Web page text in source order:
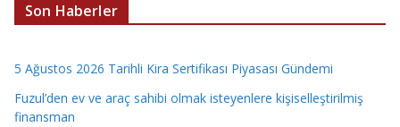
Son Haberler
5 Ağustos 2026 Tarihli Kira Sertifikası Piyasası Gündemi
Fuzul’den ev ve araç sahibi olmak isteyenlere kişiselleştirilmiş
finansman